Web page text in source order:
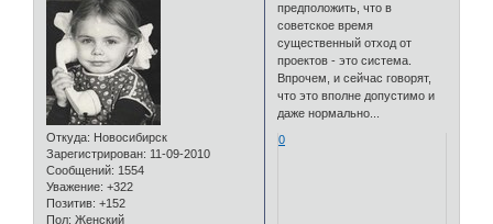
Откуда: Новосибирск
Зарегистрирован: 11-09-2010
Сообщений: 1554
Уважение: +322
Позитив: +152
Пол: Женский
предположить, что в
советское время
существенный отход от
проектов - это система.
Впрочем, и сейчас говорят,
что это вполне допустимо и
даже нормально...
0